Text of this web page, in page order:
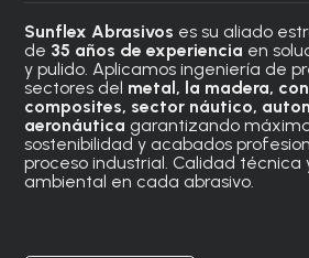
Sunflex Abrasivos es su aliado
de 35 años de experiencia en
y pulido. Aplicamos ingeniería de
sectores del metal, la madera,
composites, sector náutico,
aeronáutica garantizando
sostenibilidad y acabados
proceso industrial. Calidad técnica
ambiental en cada abrasivo.